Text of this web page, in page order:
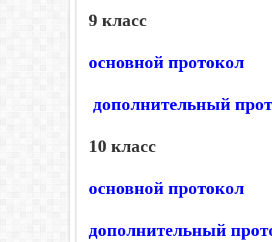
9 класс
основной протокол
дополнительный
10 класс
основной протокол
дополнительный